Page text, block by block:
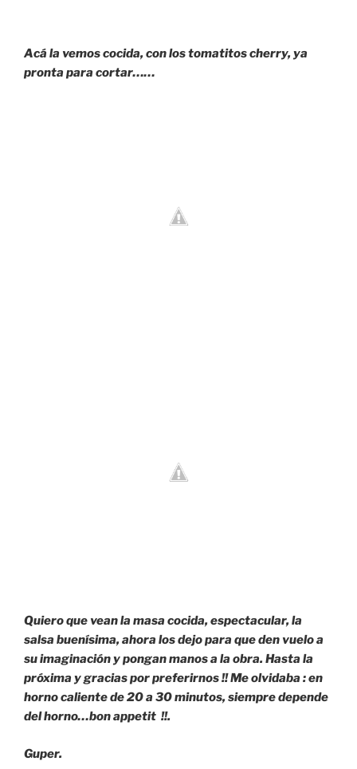
Acá la vemos cocida, con los tomatitos cherry, ya
pronta para cortar……
Quiero que vean la masa cocida, espectacular, la
salsa buenísima, ahora los dejo para que den vuelo a
su imaginación y pongan manos a la obra. Hasta la
próxima y gracias por preferirnos !! Me olvidaba : en
horno caliente de 20 a 30 minutos, siempre depende
del horno…bon appetit !!.
Guper.